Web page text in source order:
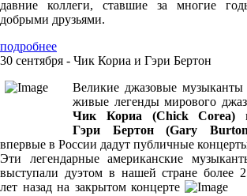
давние коллеги, ставшие за многие
добрыми друзьями.
подробнее
30 сентября - Чик Кориа и Гэри Бертон
Великие джазовые
живые легенды мирового
Чик Кориа (Chick Corea)
Гэри Бертон (Gary
впервые в России дадут публичные
Эти легендарные американские
выступали дуэтом в нашей стране более
лет назад на закрытом концерте